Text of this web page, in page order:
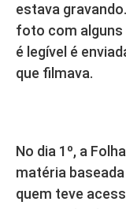
estava
foto com alguns
é legível é
que filmava.
No dia 1º, a
matéria
quem teve